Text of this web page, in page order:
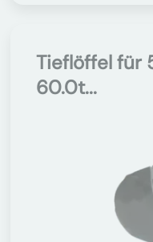
Tieflöffel für
60.0t...